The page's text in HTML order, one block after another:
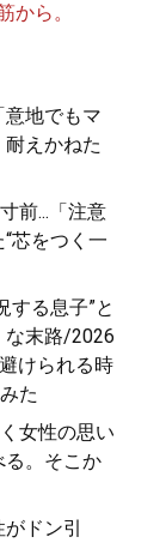
から。
地でもマ
えかねた
前...「注意
芯をつく一
する息子”と
な末路/2026
けられる時
た
女性の思い
る。そこか
ドン引